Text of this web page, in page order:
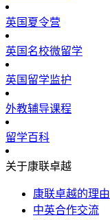
英国夏令营
英国名校微留学
英国留学监护
外教辅导课程
留学百科
关于康联卓越
康联卓越的理由
中英合作交流